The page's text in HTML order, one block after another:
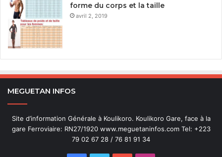
forme du corps et la taille
avril 2, 2019
MEGUETAN INFOS
Site d’information Générale à Koulikoro. Koulikoro Gare, face à la
gare Ferroviaire: RN27/1920 www.meguetaninfos.com Tel: +223
79 02 67 28 / 76 81 91 34